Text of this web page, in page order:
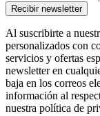
Recibir newsletter
Al suscribirte a
personalizados con
servicios y ofertas
newsletter en
baja en los correos
información al
nuestra política de